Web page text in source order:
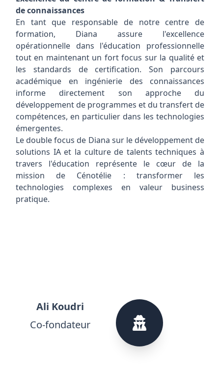
de connaissances
En tant que responsable de notre centre de
formation, Diana assure l'excellence
opérationnelle dans l'éducation professionnelle
tout en maintenant un fort focus sur la qualité et
les standards de certification. Son parcours
académique en ingénierie des connaissances
informe directement son approche du
développement de programmes et du transfert de
compétences, en particulier dans les technologies
émergentes.
Le double focus de Diana sur le développement de
solutions IA et la culture de talents techniques à
travers l'éducation représente le cœur de la
mission de Cénotélie : transformer les
technologies complexes en valeur business
pratique.
Ali Koudri
Co-fondateur